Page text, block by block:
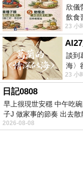
欣儀
飲食
23 小
談到
海〉
心演
23 小
日記0808
早上很現世安穩 中午吃
子J 做家事的節奏 出去
2026-08-08